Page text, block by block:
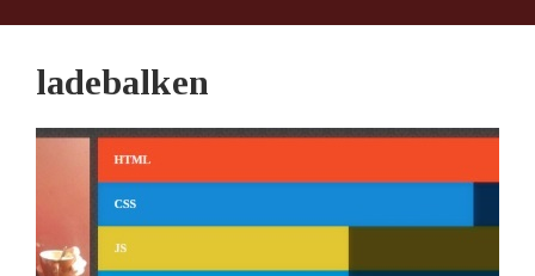
ladebalken